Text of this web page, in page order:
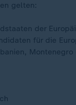
gelten:
der
für die
Montenegro